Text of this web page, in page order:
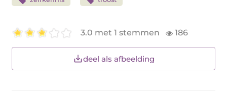
3.0 met 1 stemmen 186
deel als afbeelding